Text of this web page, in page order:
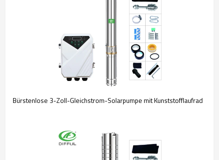
Bürstenlose 3-Zoll-Gleichstrom-Solarpumpe mit Kunststofflaufrad